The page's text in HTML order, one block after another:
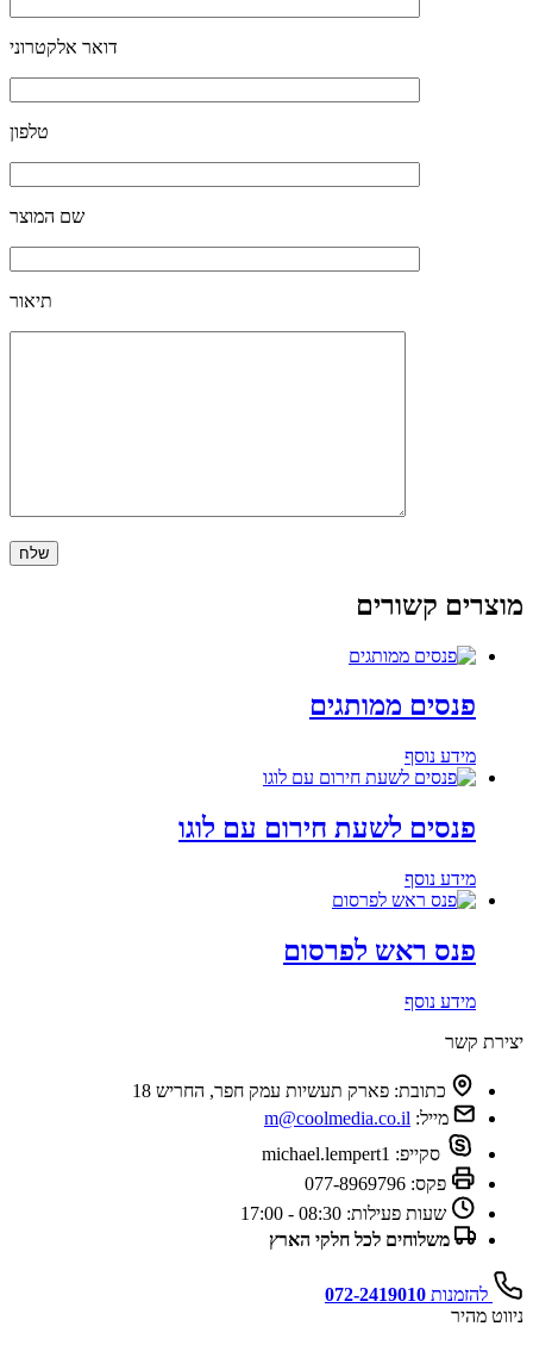
דואר אלקטרוני
טלפון
שם המוצר
תיאור
מוצרים קשורים
פנסים ממותגים
מידע נוסף
פנסים לשעת חירום עם לוגו
מידע נוסף
פנס ראש לפרסום
מידע נוסף
יצירת קשר
כתובת: פארק תעשיות עמק חפר, החריש 18
מייל: m@coolmedia.co.il
סקייפ: michael.lempert1
פקס: 077-8969796
שעות פעילות: 08:30 - 17:00
משלוחים לכל חלקי הארץ
להזמנות 072-2419010
ניווט מהיר